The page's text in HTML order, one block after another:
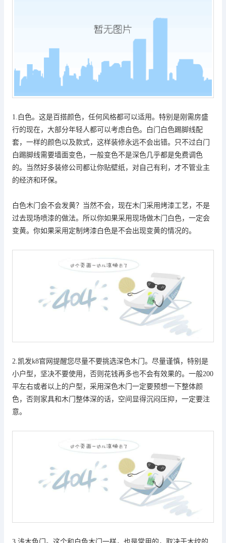
1.白色。这是百搭颜色，任何风格都可以适用。特别是刚需房盛
行的现在，大部分年轻人都可以考虑白色。白门白色踢脚线配
套，一样的颜色以及款式，这样装修永远不会出错。
只不过白门
白踢脚线需要墙面变色，一般变色不是深色几乎都是免费调色
的。当然好多装修公司都让你贴壁纸，对自己有利，才不管业主
的经济和环保。
白色木门会不会发黄？当然不会，现在木门采用烤漆工艺，不是
过去现场喷漆的做法。所以你如果采用现场做木门白色，一定会
变黄。你如果采用定制烤漆白色是不会出现变黄的情况的。
2. 凯发k8官网提醒您尽量不要挑选深色木门。尽量谨慎，特别是
小户型，坚决不要使用，否则花钱再多也不会有效果的。一般200
平左右或者以上的户型，采用深色木门一定要预想一下整体颜
色，否则家具和木门整体深的话，空间显得沉闷压抑，一定要注
意。